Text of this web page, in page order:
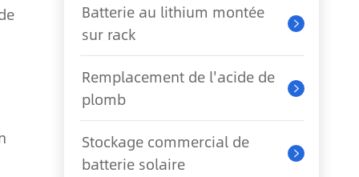
Batterie au lithium montée
sur rack

Remplacement de l'acide de
plomb

Stockage commercial de
batterie solaire
